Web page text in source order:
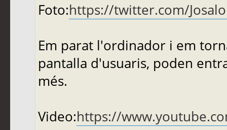
Foto:https://twitter.com/
Em parat l'ordinador i em
pantalla d'usuaris, poden
més.
Video:https://